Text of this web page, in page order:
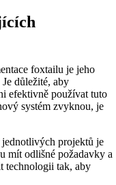
foxtailu je jeho
důležité, aby
efektivně používat tuto
systém zvyknou, je
projektů je
mít odlišné požadavky a
technologii tak, aby